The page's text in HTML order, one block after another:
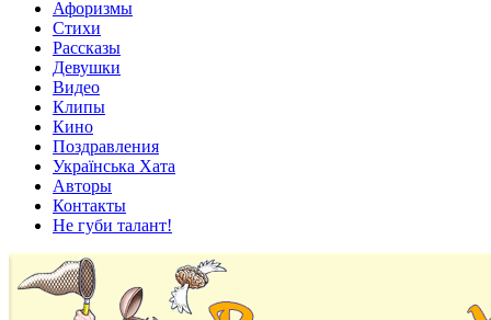
Афоризмы
Стихи
Рассказы
Девушки
Видео
Клипы
Кино
Поздравления
Українська Хата
Авторы
Контакты
Не губи талант!